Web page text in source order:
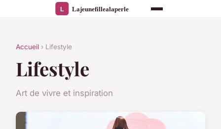
Accueil › Lifestyle
Lifestyle
Art de vivre et inspiration